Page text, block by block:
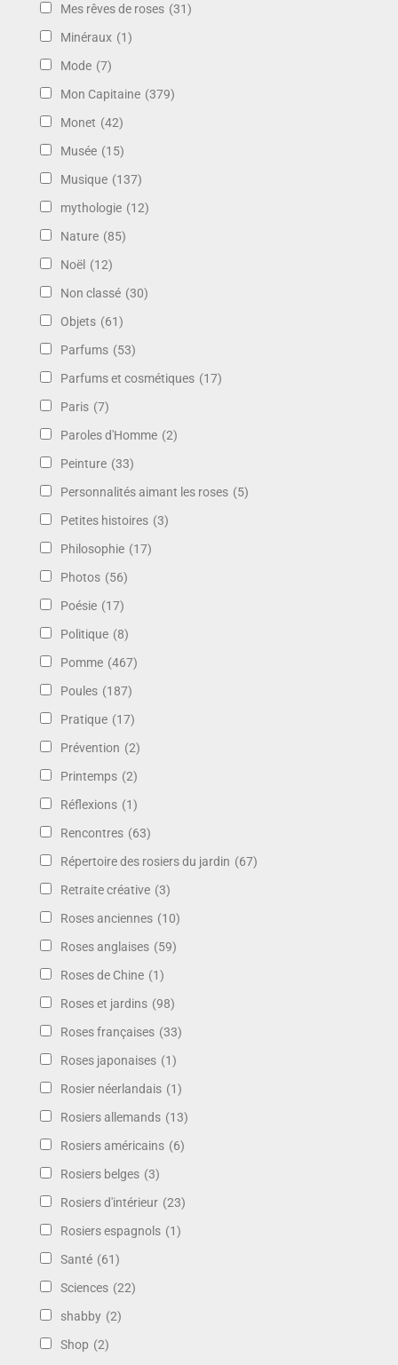
Mes rêves de roses (31)
Minéraux (1)
Mode (7)
Mon Capitaine (379)
Monet (42)
Musée (15)
Musique (137)
mythologie (12)
Nature (85)
Noël (12)
Non classé (30)
Objets (61)
Parfums (53)
Parfums et cosmétiques (17)
Paris (7)
Paroles d'Homme (2)
Peinture (33)
Personnalités aimant les roses (5)
Petites histoires (3)
Philosophie (17)
Photos (56)
Poésie (17)
Politique (8)
Pomme (467)
Poules (187)
Pratique (17)
Prévention (2)
Printemps (2)
Réflexions (1)
Rencontres (63)
Répertoire des rosiers du jardin (67)
Retraite créative (3)
Roses anciennes (10)
Roses anglaises (59)
Roses de Chine (1)
Roses et jardins (98)
Roses françaises (33)
Roses japonaises (1)
Rosier néerlandais (1)
Rosiers allemands (13)
Rosiers américains (6)
Rosiers belges (3)
Rosiers d'intérieur (23)
Rosiers espagnols (1)
Santé (61)
Sciences (22)
shabby (2)
Shop (2)